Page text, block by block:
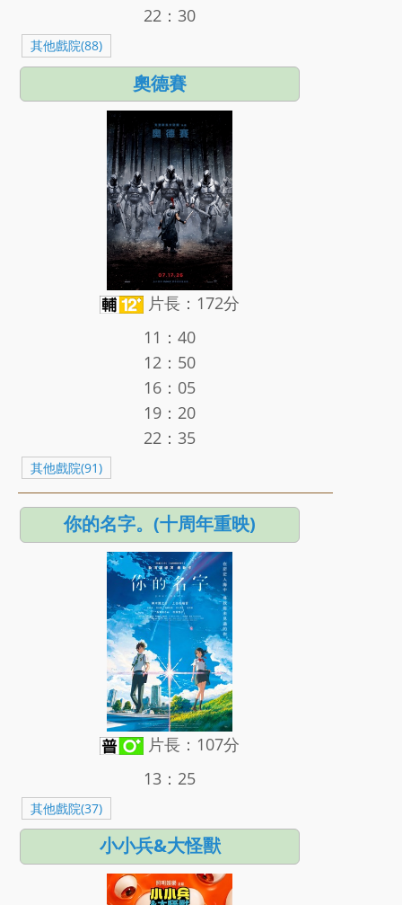
22：30
其他戲院(88)
奧德賽
片長：172分
11：40
12：50
16：05
19：20
22：35
其他戲院(91)
你的名字。(十周年重映)
片長：107分
13：25
其他戲院(37)
小小兵&大怪獸